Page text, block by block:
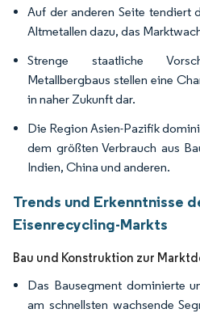
Auf der anderen Seite tendiert
Altmetallen dazu, das
Strenge staatliche
Metallbergbaus stellen eine
in naher Zukunft dar.
Die Region Asien-Pazifik
dem größten Verbrauch aus
Indien, China und anderen.
Trends und Erkenntnisse
Eisenrecycling-Markts
Bau und Konstruktion zur
Das Bausegment dominierte
am schnellsten wachsende